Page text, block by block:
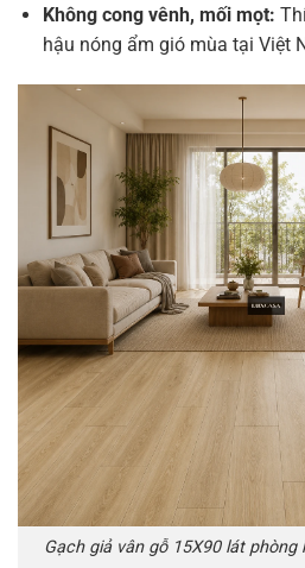
Không cong vênh, mối mọt:
hậu nóng ẩm gió mùa tại Việt
Gạch giả vân gỗ 15X90 lát phòng